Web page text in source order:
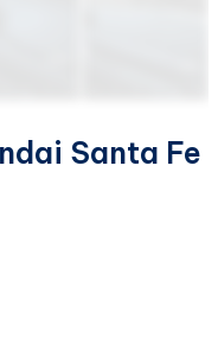
Santa Fe